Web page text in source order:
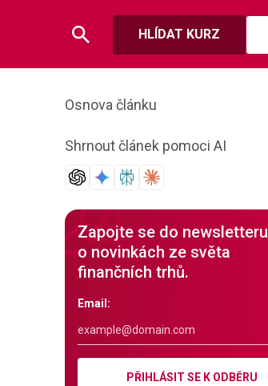
HLÍDAT KURZ
Osnova článku
Shrnout článek pomoci AI
Zapojte se do newsletteru
o novinkách ze světa
finančních trhů.
Email:
PŘIHLÁSIT SE K ODBĚRU